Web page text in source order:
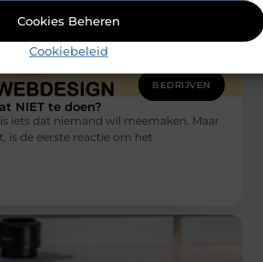
Cookies Beheren
Cookiebeleid
BEDRIJVEN
NIET te doen?
iets dat niemand wil meemaken. Maar
is de eerste reactie om het